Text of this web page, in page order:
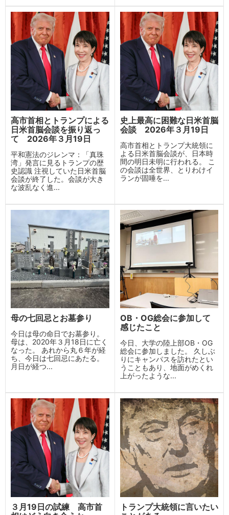
高市首相とトランプによる
日米首脳会談を振り返っ
て 2026年３月19日
平和憲法のジレンマ：「真珠
湾」発言に見るトランプの歴
史認識 注視していた日米首脳
会談が終了した。会談が大き
な波乱なく進...
史上最高に困難な日米首脳
会談 2026年３月19日
高市首相とトランプ大統領に
よる日米首脳会談が、日本時
間の明日未明に行われる。 こ
の会談は全世界、とりわけイ
ランが固唾を...
母の七回忌とお墓参り
今日は母の命日でお墓参り。
母は、2020年３月18日に亡く
なった。 あれから丸６年が経
ち、今日は七回忌にあたる。
月日が経つ...
OB・OG総会に参加して
感じたこと
今日、大学の陸上部OB・OG
総会に参加しました。 久しぶ
りにキャンパスを訪れたとい
うこともあり、地面がめくれ
上がったような...
３月19日の試練 高市首
トランプ大統領に言いたい